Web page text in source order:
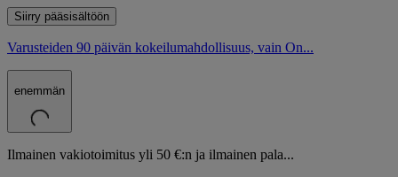
Siirry pääsisältöön
Varusteiden 90 päivän kokeilumahdollisuus, vain On...
enemmän
Ilmainen vakiotoimitus yli 50 €:n ja ilmainen pala...